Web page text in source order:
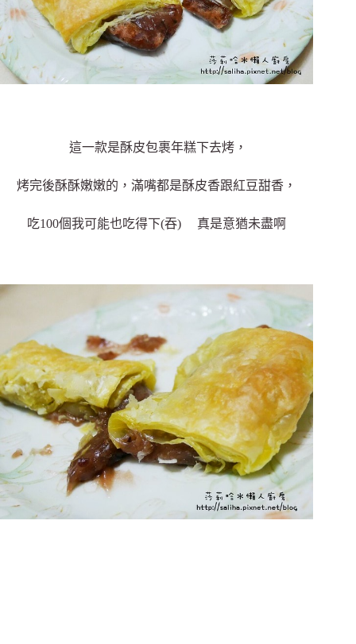
這一款是酥皮包裹年糕下去烤，
烤完後酥酥嫩嫩的，滿嘴都是酥皮香跟紅豆甜香，
吃100個我可能也吃得下(吞) 真是意猶未盡啊